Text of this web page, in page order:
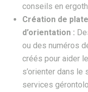
conseils en
Création de
d’orientation :
ou des numéros
créés pour aider
s’orienter dans
services